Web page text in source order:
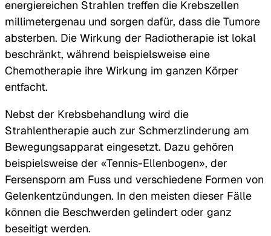
energiereichen Strahlen treffen die Krebszellen
millimetergenau und sorgen dafür, dass die Tumore
absterben. Die Wirkung der Radiotherapie ist lokal
beschränkt, während beispielsweise eine
Chemotherapie ihre Wirkung im ganzen Körper
entfacht.
Nebst der Krebsbehandlung wird die
Strahlentherapie auch zur Schmerzlinderung am
Bewegungsapparat eingesetzt. Dazu gehören
beispielsweise der «Tennis-Ellenbogen», der
Fersensporn am Fuss und verschiedene Formen von
Gelenkentzündungen. In den meisten dieser Fälle
können die Beschwerden gelindert oder ganz
beseitigt werden.